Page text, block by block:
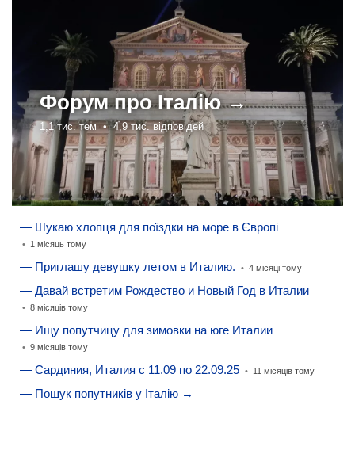
Форум проІталію →
1,1 тис. тем •4,9 тис. відповідей
— Шукаю хлопця для поїздки на море в Європі
• 1 місяць тому
— Приглашу девушку летом в Италию. • 4 місяці тому
— Давай встретим Рождество и Новый Год в Италии
• 8 місяців тому
— Ищу попутчицу для зимовки на юге Италии
• 9 місяців тому
— Сардиния, Италия с 11.09 по 22.09.25 • 11 місяців тому
— Пошук попутників у Італію →